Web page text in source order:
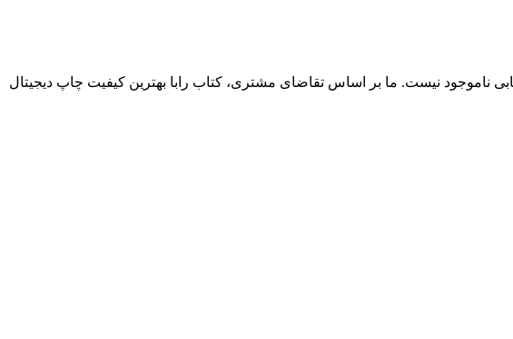
ناموجود نیست. ما بر اساس تقاضای مشتری، کتاب رابا بهترین کیفیت چاپ دیجیتال